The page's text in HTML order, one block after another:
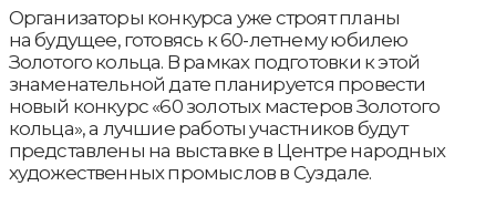
Организаторы конкурса уже строят планы
на будущее, готовясь к 60-летнему юбилею
Золотого кольца. В рамках подготовки к этой
знаменательной дате планируется провести
новый конкурс «60 золотых мастеров Золотого
кольца», а лучшие работы участников будут
представлены на выставке в Центре народных
художественных промыслов в Суздале.